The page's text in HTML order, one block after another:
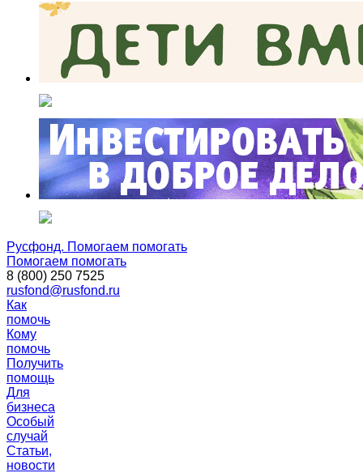
Русфонд. Помогаем помогать
Помогаем помогать
8 (800) 250 7525
rusfond@rusfond.ru
Как
помочь
Кому
помочь
Получить
помощь
Для
бизнеса
Особый
случай
Статьи,
новости